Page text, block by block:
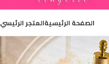
الصفحة الرئيسيةالمتجر الرئيسي